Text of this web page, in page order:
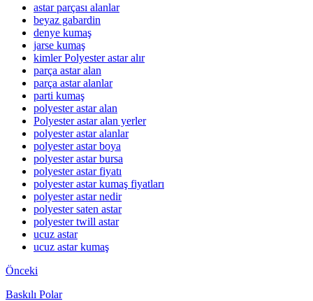
astar parçası alanlar
beyaz gabardin
denye kumaş
jarse kumaş
kimler Polyester astar alır
parça astar alan
parça astar alanlar
parti kumaş
polyester astar alan
Polyester astar alan yerler
polyester astar alanlar
polyester astar boya
polyester astar bursa
polyester astar fiyatı
polyester astar kumaş fiyatları
polyester astar nedir
polyester saten astar
polyester twill astar
ucuz astar
ucuz astar kumaş
Önceki
Baskılı Polar